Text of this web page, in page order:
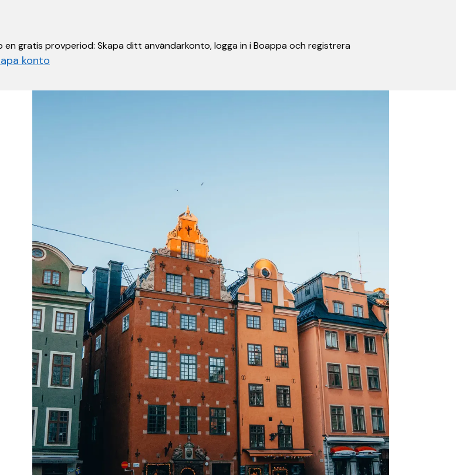
gratis provperiod: Skapa ditt användarkonto, logga in i Boappa och registrera
konto